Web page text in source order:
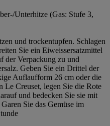
Unterhitze (Gas: Stufe 3,
und trockentupfen. Schlagen
Sie ein Eiweissersatzmittel
der Verpackung zu und
Geben Sie ein Drittel der
Auflaufform 26 cm oder die
Creuset, legen Sie die Rote
und bedecken Sie sie mit
Sie das Gemüse im